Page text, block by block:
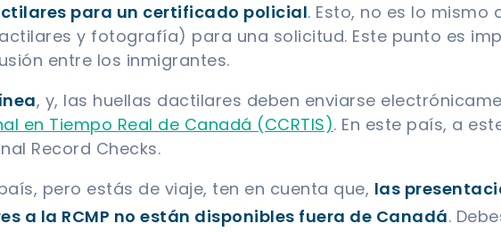
para un certificado policial. Esto, no es lo mismo
y fotografía) para una solicitud. Este punto es
entre los inmigrantes.
, y, las huellas dactilares deben enviarse
en Tiempo Real de Canadá (CCRTIS). En este país, a
Record Checks.
pero estás de viaje, ten en cuenta que, las
a la RCMP no están disponibles fuera de Canadá.